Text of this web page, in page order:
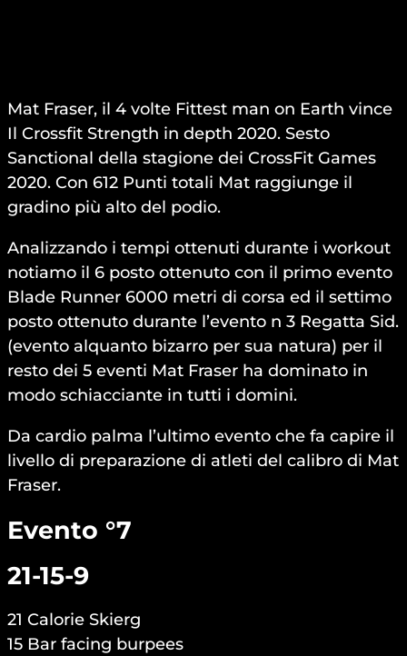
Mat Fraser, il 4 volte Fittest man on Earth vince
Il Crossfit Strength in depth 2020. Sesto
Sanctional della stagione dei CrossFit Games
2020. Con 612 Punti totali Mat raggiunge il
gradino più alto del podio.
Analizzando i tempi ottenuti durante i workout
notiamo il 6 posto ottenuto con il primo evento
Blade Runner 6000 metri di corsa ed il settimo
posto ottenuto durante l’evento n 3 Regatta Sid.
(evento alquanto bizarro per sua natura) per il
resto dei 5 eventi Mat Fraser ha dominato in
modo schiacciante in tutti i domini.
Da cardio palma l’ultimo evento che fa capire il
livello di preparazione di atleti del calibro di Mat
Fraser.
Evento °7
21-15-9
21 Calorie Skierg
15 Bar facing burpees